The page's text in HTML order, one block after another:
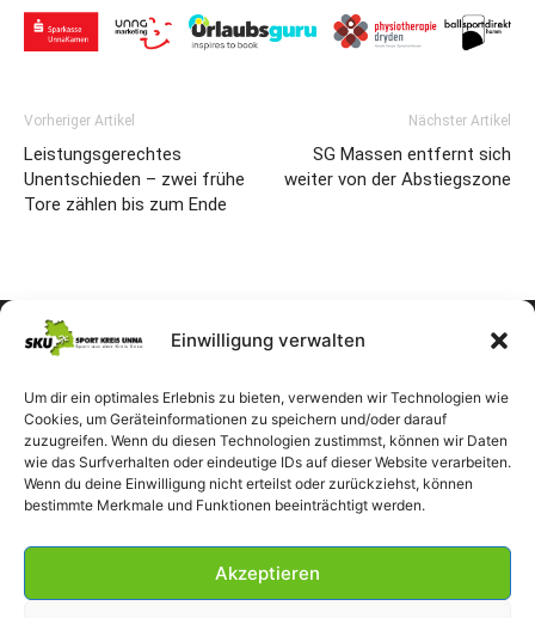
Einwilligung verwalten
Um dir ein optimales Erlebnis zu bieten, verwenden wir Technologien wie
Cookies, um Geräteinformationen zu speichern und/oder darauf
zuzugreifen. Wenn du diesen Technologien zustimmst, können wir Daten
wie das Surfverhalten oder eindeutige IDs auf dieser Website verarbeiten.
Wenn du deine Einwilligung nicht erteilst oder zurückziehst, können
bestimmte Merkmale und Funktionen beeinträchtigt werden.
Akzeptieren
Vorheriger Artikel
Leistungsgerechtes
Unentschieden – zwei frühe
Tore zählen bis zum Ende
Nächster Artikel
SG Massen entfernt sich
weiter von der Abstiegszone